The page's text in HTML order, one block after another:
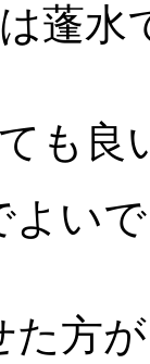
蓬水
も良
よい
た方